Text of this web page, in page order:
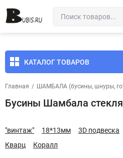
КАТАЛОГ ТОВАРОВ
Главная / ШАМБАЛА (бусины, шнуры,
Бусины Шамбала
"винтаж" 18*13мм 3D подвеска
Кварц
Коралл